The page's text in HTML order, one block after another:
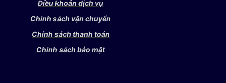
Điều khoản dịch vụ
Chính sách vận chuyển
Chính sách thanh toán
Chính sách bảo mật